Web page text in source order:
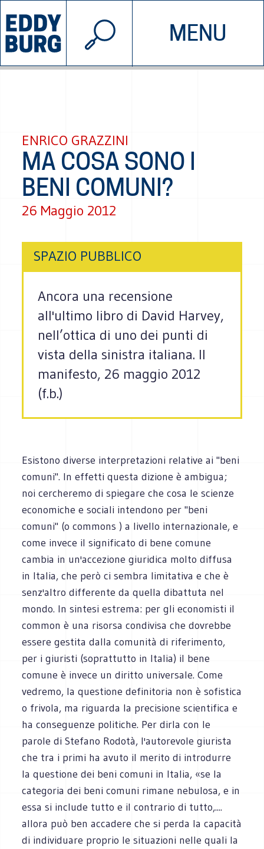
MENU
INIZIATIVE CHI SIAMO
© 2026 EDDYBURG
ENRICO GRAZZINI
MA COSA SONO I
BENI COMUNI?
26 Maggio 2012
SPAZIO PUBBLICO
Ancora una recensione
all'ultimo libro di David Harvey,
nell’ottica di uno dei punti di
vista della sinistra italiana. Il
manifesto, 26 maggio 2012
(f.b.)
Esistono diverse interpretazioni relative ai "beni
comuni". In effetti questa dizione è ambigua;
noi cercheremo di spiegare che cosa le scienze
economiche e sociali intendono per "beni
comuni" (o commons ) a livello internazionale, e
come invece il significato di bene comune
cambia in un'accezione giuridica molto diffusa
in Italia, che però ci sembra limitativa e che è
senz'altro differente da quella dibattuta nel
mondo. In sintesi estrema: per gli economisti il
common è una risorsa condivisa che dovrebbe
essere gestita dalla comunità di riferimento,
per i giuristi (soprattutto in Italia) il bene
comune è invece un diritto universale. Come
vedremo, la questione definitoria non è sofistica
o frivola, ma riguarda la precisione scientifica e
ha conseguenze politiche. Per dirla con le
parole di Stefano Rodotà, l'autorevole giurista
che tra i primi ha avuto il merito di introdurre
la questione dei beni comuni in Italia, «se la
categoria dei beni comuni rimane nebulosa, e in
essa si include tutto e il contrario di tutto,....
allora può ben accadere che si perda la capacità
di individuare proprio le situazioni nelle quali la